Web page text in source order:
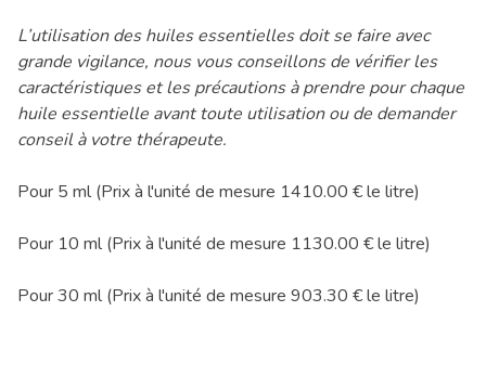
L’utilisation des huiles essentielles doit se faire avec
grande vigilance, nous vous conseillons de vérifier les
caractéristiques et les précautions à prendre pour chaque
huile essentielle avant toute utilisation ou de demander
conseil à votre thérapeute.
Pour 5 ml (Prix à l'unité de mesure 1410.00 € le litre)
Pour 10 ml (Prix à l'unité de mesure 1130.00 € le litre)
Pour 30 ml (Prix à l'unité de mesure 903.30 € le litre)